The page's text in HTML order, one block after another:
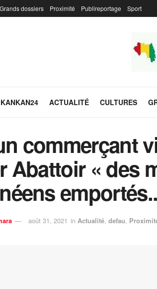
Grands dossiers Proximité Publireportage Sport
KANKAN24 ACTUALITÉ CULTURES
commerçant
Abattoir « des
août 31, 2021 in Actualité, defau,